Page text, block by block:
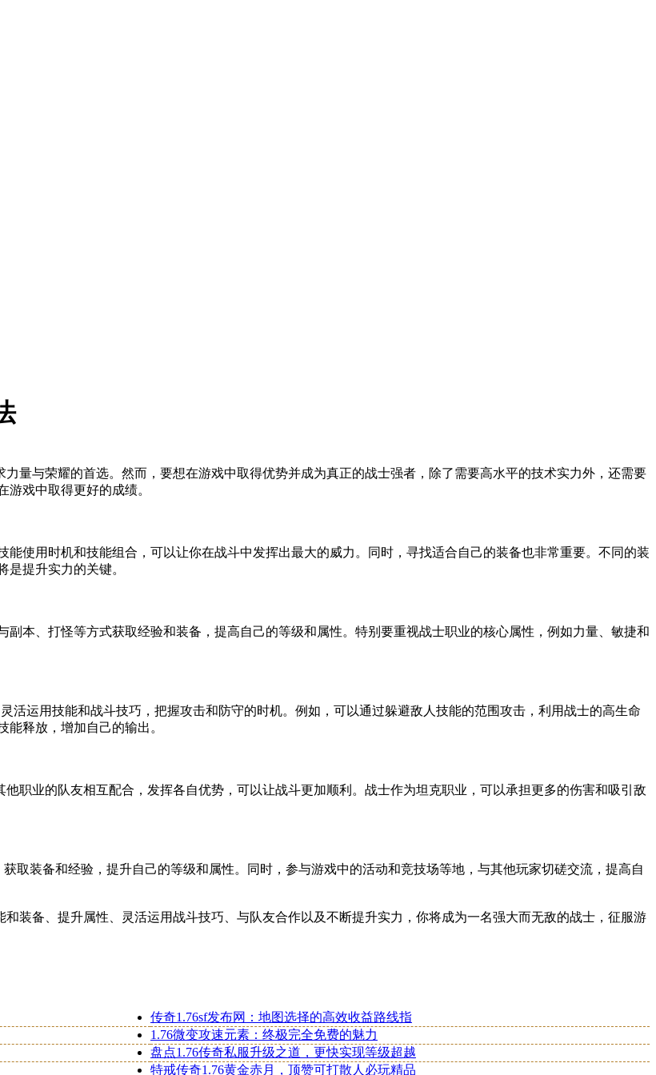
量与荣耀的首选。然而，要想在游戏中取得优势并成为真正的战士强者，除了需要高水平的技术实力外，还需要
戏中取得更好的成绩。
使用时机和技能组合，可以让你在战斗中发挥出最大的威力。同时，寻找适合自己的装备也非常重要。不同的装
提升实力的关键。
本、打怪等方式获取经验和装备，提高自己的等级和属性。特别要重视战士职业的核心属性，例如力量、敏捷和
活运用技能和战斗技巧，把握攻击和防守的时机。例如，可以通过躲避敌人技能的范围攻击，利用战士的高生命
释放，增加自己的输出。
职业的队友相互配合，发挥各自优势，可以让战斗更加顺利。战士作为坦克职业，可以承担更多的伤害和吸引敌
取装备和经验，提升自己的等级和属性。同时，参与游戏中的活动和竞技场等地，与其他玩家切磋交流，提高自
装备、提升属性、灵活运用战斗技巧、与队友合作以及不断提升实力，你将成为一名强大而无敌的战士，征服游
传奇1.76sf发布网：地图选择的高效收益路线指
1.76微变攻速元素：终极完全免费的魅力
盘点1.76传奇私服升级之道，更快实现等级超越
特戒传奇1.76黄金赤月，顶赞可打散人必玩精品